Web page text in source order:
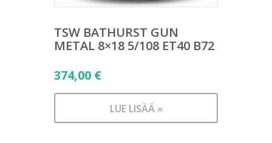
TSW BATHURST GUN
METAL 8×18 5/108 ET40 B72
374,00 €
LUE LISÄÄ »